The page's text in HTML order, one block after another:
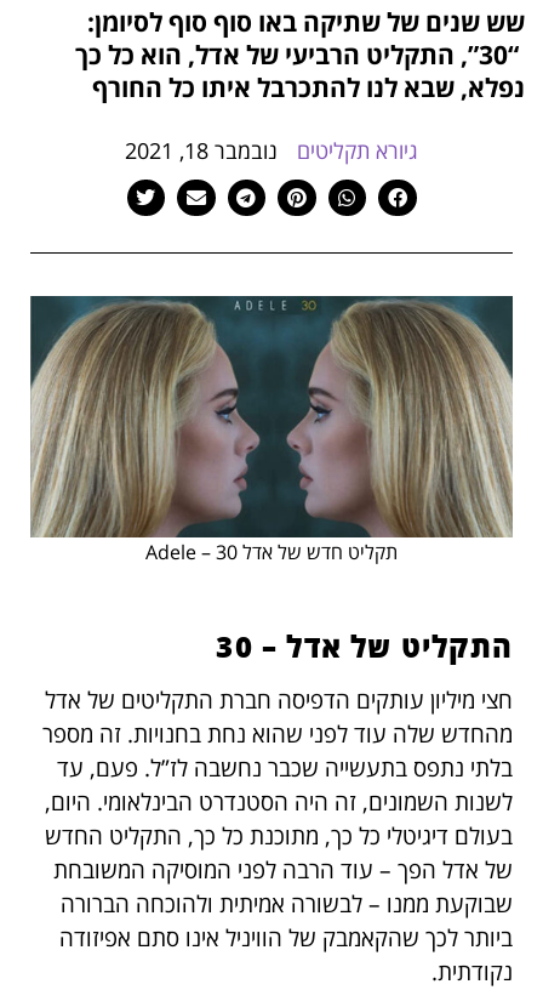
format_underlined הוסף קו תחתון לקישורים
font_download סמן קישורים
את
כל
האפשרויות
שש שנים של שתיקה באו סוף סוף לסיומן:
“30”, התקליט הרביעי של אדל, הוא כל כך
נפלא, שבא לנו להתכרבל איתו כל החורף
גיורא תקליטים נובמבר 18, 2021
תקליט חדש של אדל Adele – 30
התקליט של אדל – 30
חצי מיליון עותקים הדפיסה חברת התקליטים של אדל
מהחדש שלה עוד לפני שהוא נחת בחנויות. זה מספר
בלתי נתפס בתעשייה שכבר נחשבה לז”ל. פעם, עד
לשנות השמונים, זה היה הסטנדרט הבינלאומי. היום,
בעולם דיגיטלי כל כך, מתוכנת כל כך, התקליט החדש
של אדל הפך – עוד הרבה לפני המוסיקה המשובחת
שבוקעת ממנו – לבשורה אמיתית ולהוכחה הברורה
ביותר לכך שהקאמבק של הוויניל אינו סתם אפיזודה
נקודתית.